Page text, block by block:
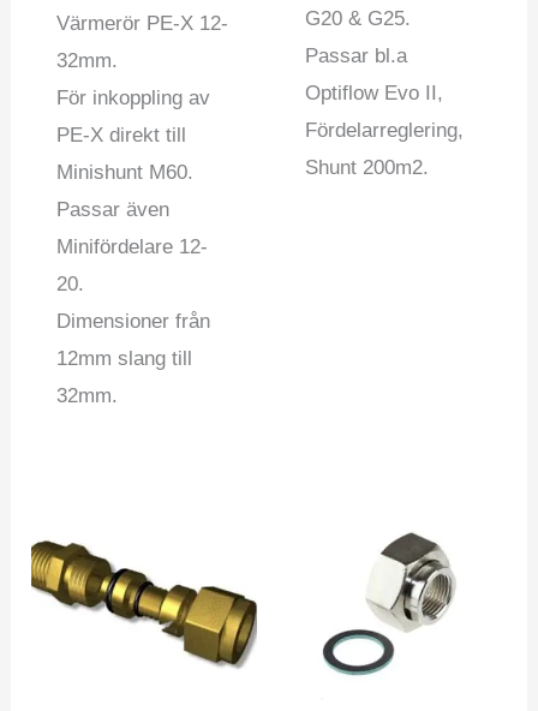
Värmerör PE-X 12-
32mm.
För inkoppling av
PE-X direkt till
Minishunt M60.
Passar även
Minifördelare 12-
20.
Dimensioner från
12mm slang till
32mm.
G20 & G25.
Passar bl.a
Optiflow Evo II,
Fördelarreglering,
Shunt 200m2.